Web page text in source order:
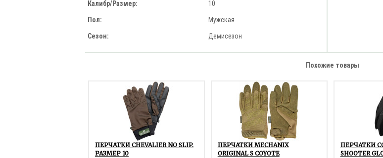
Калибр/Размер: 10
Пол: Мужская
Сезон: Демисезон
Похожие товары
ПЕРЧАТКИ CHEVALIER NO SLIP.
РАЗМЕР 10
ПЕРЧАТКИ MECHANIX
ORIGINAL S COYOTE
ПЕРЧАТКИ
SHOOTER